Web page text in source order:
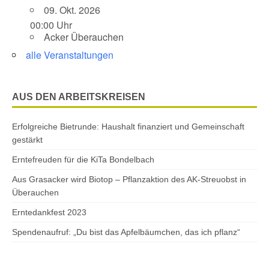
09. Okt. 2026
00:00 Uhr
Acker Überauchen
alle Veranstaltungen
AUS DEN ARBEITSKREISEN
Erfolgreiche Bietrunde: Haushalt finanziert und Gemeinschaft
gestärkt
Erntefreuden für die KiTa Bondelbach
Aus Grasacker wird Biotop – Pflanzaktion des AK-Streuobst in
Überauchen
Erntedankfest 2023
Spendenaufruf: „Du bist das Apfelbäumchen, das ich pflanz“